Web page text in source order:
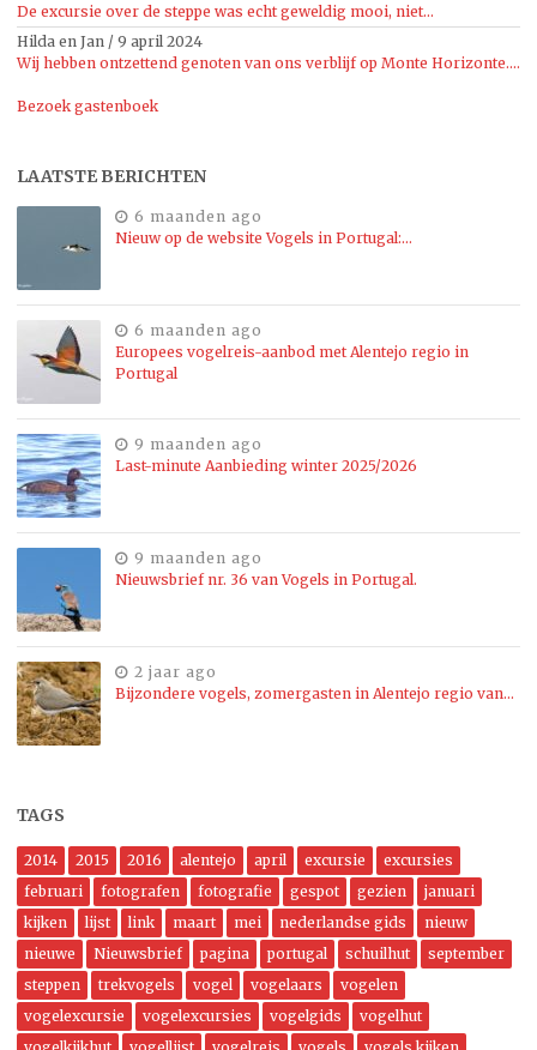
De excursie over de steppe was echt geweldig mooi, niet...
Hilda en Jan / 9 april 2024
Wij hebben ontzettend genoten van ons verblijf op Monte Horizonte....
Bezoek gastenboek
LAATSTE BERICHTEN
6 maanden ago
Nieuw op de website Vogels in Portugal:…
6 maanden ago
Europees vogelreis-aanbod met Alentejo regio in
Portugal
9 maanden ago
Last-minute Aanbieding winter 2025/2026
9 maanden ago
Nieuwsbrief nr. 36 van Vogels in Portugal.
2 jaar ago
Bijzondere vogels, zomergasten in Alentejo regio van…
TAGS
2014 2015 2016 alentejo april excursie
excursies
februari
fotografen fotografie gespot gezien
januari
kijken
lijst link maart mei nederlandse gids
nieuw
nieuwe
Nieuwsbrief pagina portugal schuilhut
september
steppen
trekvogels vogel vogelaars
vogelen
vogelexcursie
vogelexcursies vogelgids
vogelhut